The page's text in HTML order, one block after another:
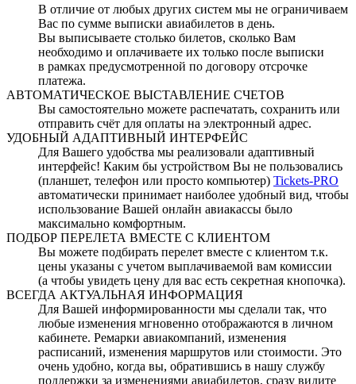
В отличие от любых других систем мы не ограничиваем
Вас по сумме выписки авиабилетов в день.
Вы выписываете столько билетов, сколько Вам
необходимо и оплачиваете их только после выписки
в рамках предусмотренной по договору отсрочке
платежа.
АВТОМАТИЧЕСКОЕ ВЫСТАВЛЕНИЕ СЧЕТОВ
Вы самостоятельно можете распечатать, сохранить или
отправить счёт для оплаты на электронный адрес.
УДОБНЫЙ АДАПТИВНЫЙ ИНТЕРФЕЙС
Для Вашего удобства мы реализовали адаптивный
интерфейс! Каким бы устройством Вы не пользовались
(планшет, телефон или просто компьютер) Tickets-PRO
автоматически принимает наиболее удобный вид, чтобы
использование Вашей онлайн авиакассы было
максимально комфортным.
ПОДБОР ПЕРЕЛЕТА ВМЕСТЕ С КЛИЕНТОМ
Вы можете подбирать перелет вместе с клиентом т.к.
цены указаны с учетом выплачиваемой вам комиссии
(а чтобы увидеть цену для вас есть секретная кнопочка).
ВСЕГДА АКТУАЛЬНАЯ ИНФОРМАЦИЯ
Для Вашей информированности мы сделали так, что
любые изменения мгновенно отображаются в личном
кабинете. Ремарки авиакомпаний, изменения
расписаний, изменения маршрутов или стоимости. Это
очень удобно, когда вы, обратившись в нашу службу
поддержки за изменениями авиабилетов, сразу видите